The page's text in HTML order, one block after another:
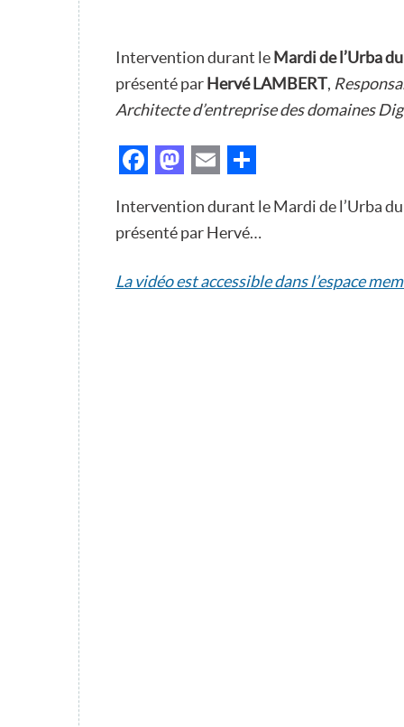
Intervention durant le Mardi de l’Urba
présenté par Hervé LAMBERT,
Architecte d’entreprise des domaines
Facebook
Mastodon
Email
Intervention durant le Mardi de l’Urba
présenté par Hervé…
La vidéo est accessible dans l’espace